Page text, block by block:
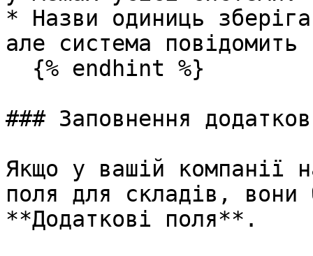
* Назви одиниць
але система
### Заповнення
Якщо у вашій компанії
поля для складів, вони
**Додаткові поля**.